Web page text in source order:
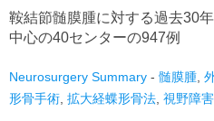
鞍結節髄膜腫に対する過去30
中心の40センターの947例
Neurosurgery Summary - 髄膜腫
形骨手術 拡大経蝶形骨法 視野障害